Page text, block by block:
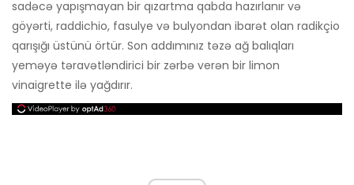
sadəcə yapışmayan bir qızartma qabda hazırlanır və
göyərti, raddichio, fasulye və bulyondan ibarət olan radikçio
qarışığı üstünü örtür. Son addımınız təzə ağ balıqları
yeməyə təravətləndirici bir zərbə verən bir limon
vinaigrette ilə yağdırır.